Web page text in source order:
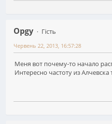
Opgy
Гість
Червень 22, 2013, 16:57:28
Меня вот почему-то начало
Интересно частоту из